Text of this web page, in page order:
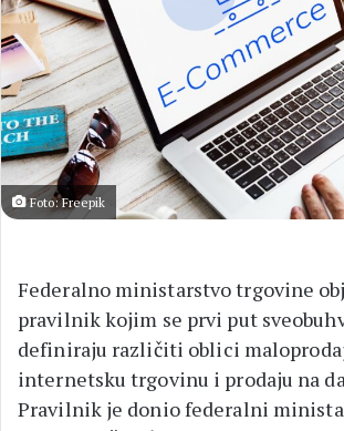
Foto: Freepik
Federalno ministarstvo trgovine
pravilnik kojim se prvi put
definiraju različiti oblici
internetsku trgovinu i prodaju na
Pravilnik je donio federalni